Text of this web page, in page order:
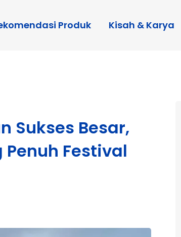
Produk Kisah & Karya
Sukses Besar,
Festival